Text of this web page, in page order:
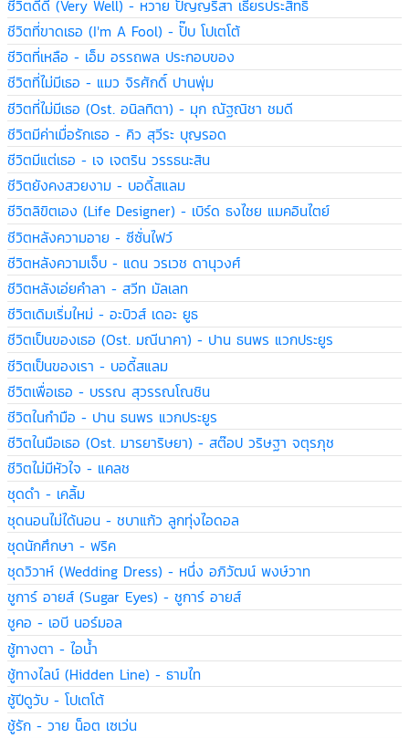
ชีวิตดี๊ดี (Very Well) - หวาย ปัญญริสา เธียรประสิทธิ์
ชีวิตที่ขาดเธอ (I'm A Fool) - ปั๊บ โปเตโต้
ชีวิตที่เหลือ - เอ็ม อรรถพล ประกอบของ
ชีวิตที่ไม่มีเธอ - แมว จิรศักดิ์ ปานพุ่ม
ชีวิตที่ไม่มีเธอ (Ost. อนิลทิตา) - มุก ณัฐณิชา ชมดี
ชีวิตมีค่าเมื่อรักเธอ - คิว สุวีระ บุญรอด
ชีวิตมีแต่เธอ - เจ เจตริน วรรธนะสิน
ชีวิตยังคงสวยงาม - บอดี้สแลม
ชีวิตลิขิตเอง (Life Designer) - เบิร์ด ธงไชย แมคอินไตย์
ชีวิตหลังความอาย - ซีซั่นไฟว์
ชีวิตหลังความเจ็บ - แดน วรเวช ดานุวงศ์
ชีวิตหลังเอ่ยคำลา - สวีท มัลเลท
ชีวิตเดิมเริ่มใหม่ - อะบิวส์ เดอะ ยูธ
ชีวิตเป็นของเธอ (Ost. มณีนาคา) - ปาน ธนพร แวกประยูร
ชีวิตเป็นของเรา - บอดี้สแลม
ชีวิตเพื่อเธอ - บรรณ สุวรรณโณชิน
ชีวิตในกำมือ - ปาน ธนพร แวกประยูร
ชีวิตในมือเธอ (Ost. มารยาริษยา) - สต๊อป วริษฐา จตุรภุช
ชีวิตไม่มีหัวใจ - แคลช
ชุดดำ - เคลิ้ม
ชุดนอนไม่ได้นอน - ชบาแก้ว ลูกทุ่งไอดอล
ชุดนักศึกษา - ฟริค
ชุดวิวาห์ (Wedding Dress) - หนึ่ง อภิวัฒน์ พงษ์วาท
ชูการ์ อายส์ (Sugar Eyes) - ชูการ์ อายส์
ชูคอ - เอบี นอร์มอล
ชู้ทางตา - ไอน้ำ
ชู้ทางไลน์ (Hidden Line) - ธามไท
ชู้ปีดูวับ - โปเตโต้
ชู้รัก - วาย น็อต เซเว่น